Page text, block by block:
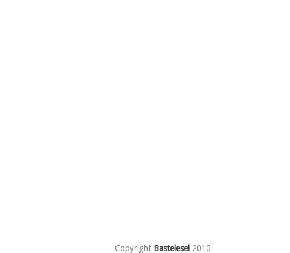
Copyright Bastelesel 2010